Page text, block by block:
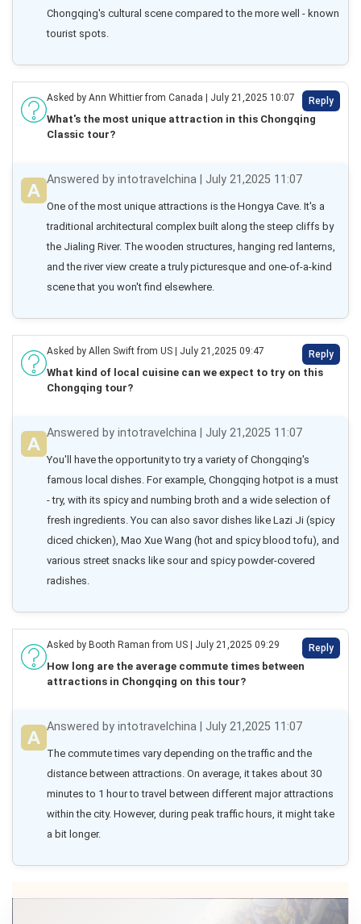
Chongqing's cultural scene compared to the more well - known
tourist spots.
Asked by Ann Whittier from Canada | July 21,2025 10:07 Reply
What's the most unique attraction in this Chongqing
Classic tour?
Answered by intotravelchina | July 21,2025 11:07
One of the most unique attractions is the Hongya Cave. It's a
traditional architectural complex built along the steep cliffs by
the Jialing River. The wooden structures, hanging red lanterns,
and the river view create a truly picturesque and one-of-a-kind
scene that you won't find elsewhere.
Asked by Allen Swift from US | July 21,2025 09:47 Reply
What kind of local cuisine can we expect to try on this
Chongqing tour?
Answered by intotravelchina | July 21,2025 11:07
You'll have the opportunity to try a variety of Chongqing's
famous local dishes. For example, Chongqing hotpot is a must
- try, with its spicy and numbing broth and a wide selection of
fresh ingredients. You can also savor dishes like Lazi Ji (spicy
diced chicken), Mao Xue Wang (hot and spicy blood tofu), and
various street snacks like sour and spicy powder-covered
radishes.
Asked by Booth Raman from US | July 21,2025 09:29 Reply
How long are the average commute times between
attractions in Chongqing on this tour?
Answered by intotravelchina | July 21,2025 11:07
The commute times vary depending on the traffic and the
distance between attractions. On average, it takes about 30
minutes to 1 hour to travel between different major attractions
within the city. However, during peak traffic hours, it might take
a bit longer.